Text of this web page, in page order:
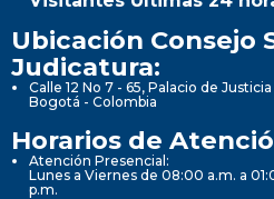
Ubicación Consejo
Judicatura:
Calle 12 No 7 - 65, Palacio de
Bogotá - Colombia
Horarios de
Atención Presencial:
Lunes a Viernes de 08:00 a.m. a
p.m.